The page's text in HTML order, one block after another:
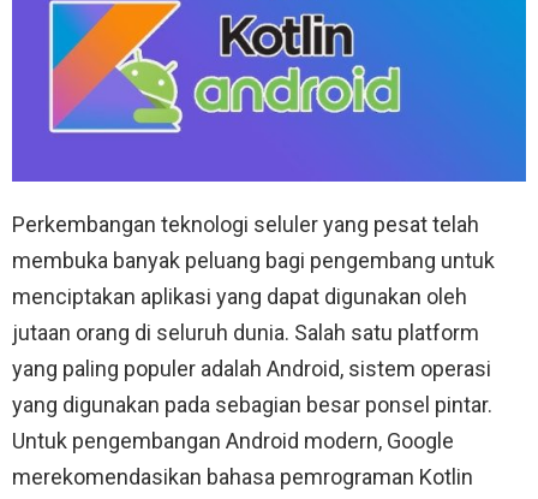
Perkembangan teknologi seluler yang pesat telah
membuka banyak peluang bagi pengembang untuk
menciptakan aplikasi yang dapat digunakan oleh
jutaan orang di seluruh dunia. Salah satu platform
yang paling populer adalah Android, sistem operasi
yang digunakan pada sebagian besar ponsel pintar.
Untuk pengembangan Android modern, Google
merekomendasikan bahasa pemrograman Kotlin